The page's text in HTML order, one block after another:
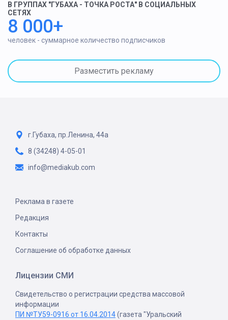
В ГРУППАХ "ГУБАХА - ТОЧКА РОСТА" В СОЦИАЛЬНЫХ
СЕТЯХ
8 000+
человек - суммарное количество подписчиков
Разместить рекламу
г.Губаха, пр.Ленина, 44а
8 (34248) 4-05-01
info@mediakub.com
Реклама в газете
Редакция
Контакты
Соглашение об обработке данных
Лицензии СМИ
Свидетельство о регистрации средства массовой
информации
ПИ №ТУ59-0916 от 16.04.2014(газета "Уральский